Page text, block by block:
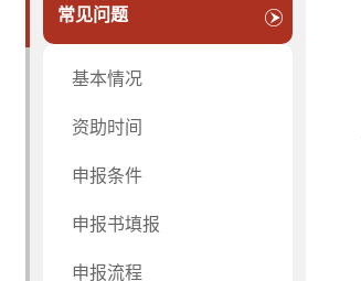
常见问题
基本情况
资助时间
申报条件
申报书填报
申报流程